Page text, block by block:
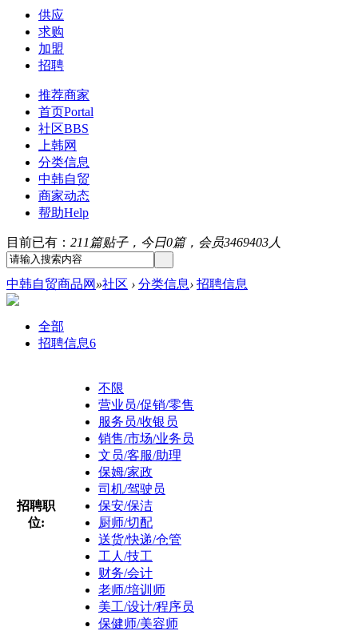
供应
求购
加盟
招聘
推荐商家
首页Portal
社区BBS
上韩网
分类信息
中韩自贸
商家动态
帮助Help
目前已有： 211篇贴子，今日0篇，会员3469403人
中韩自贸商品网 »社区 › 分类信息› 招聘信息
全部
招聘信息6
招聘职
位:
不限
营业员/促销/零售
服务员/收银员
销售/市场/业务员
文员/客服/助理
保姆/家政
司机/驾驶员
保安/保洁
厨师/切配
送货/快递/仓管
工人/技工
财务/会计
老师/培训师
美工/设计/程序员
保健师/美容师